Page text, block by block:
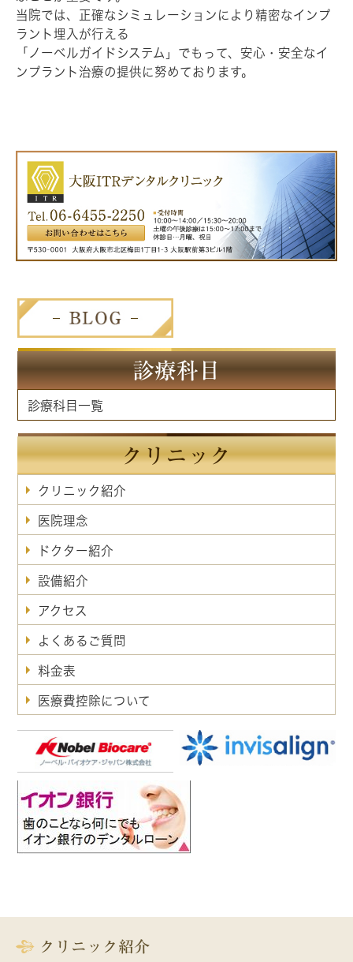
当院では、正確なシミュレーションにより精密なインプ
ラント埋入が行える
「ノーベルガイドシステム」でもって、安心・安全なイ
ンプラント治療の提供に努めております。
診療科目
診療科目一覧
クリニック
クリニック紹介
医院理念
ドクター紹介
設備紹介
アクセス
よくあるご質問
料金表
医療費控除について
クリニック紹介